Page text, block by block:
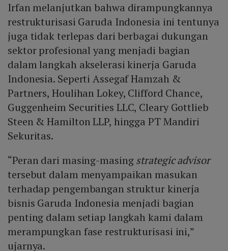
Irfan melanjutkan bahwa dirampungkannya
restrukturisasi Garuda Indonesia ini tentunya
juga tidak terlepas dari berbagai dukungan
sektor profesional yang menjadi bagian
dalam langkah akselerasi kinerja Garuda
Indonesia. Seperti Assegaf Hamzah &
Partners, Houlihan Lokey, Clifford Chance,
Guggenheim Securities LLC, Cleary Gottlieb
Steen & Hamilton LLP, hingga PT Mandiri
Sekuritas.
“Peran dari masing-masingstrategic advisor
tersebut dalam menyampaikan masukan
terhadap pengembangan struktur kinerja
bisnis Garuda Indonesia menjadi bagian
penting dalam setiap langkah kami dalam
merampungkan fase restrukturisasi ini,”
ujarnya.